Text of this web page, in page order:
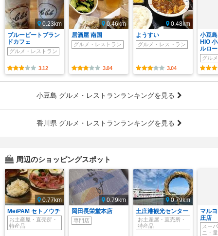
0.23km
ブルービートブラン
ドカフェ
グルメ・レストラン
3.12
0.46km
居酒屋 南国
グルメ・レストラン
3.04
0.48km
ようすい
グルメ・レストラン
3.04
小豆
HIO
ルロ
グル
小豆島 グルメ・レストランランキングを見る
香川県 グルメ・レストランランキングを見る
周辺のショッピングスポット
0.77km
MeiPAM セトノウチ
お土産屋・直売所・
特産品
0.79km
岡田長栄堂本店
専門店
0.79km
土庄港観光センター
お土産屋・直売所・
特産品
マル
庄店
スー
ニ・